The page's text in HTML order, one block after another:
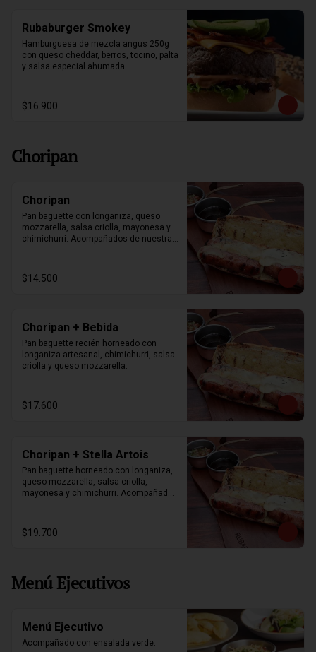
Rubaburger Smokey
Hamburguesa de mezcla angus 250g
con queso cheddar, berros, tocino, palta
y salsa especial ahumada.
$16.900
Choripan
Choripan
Pan baguette con longaniza, queso
mozzarella, salsa criolla, mayonesa y
chimichurri. Acompañados de nuestras
$14.500
Choripan + Bebida
Pan baguette recién horneado con
longaniza artesanal, chimichurri, salsa
criolla y queso mozzarella.
$17.600
Choripan + Stella Artois
Pan baguette horneado con longaniza,
queso mozzarella, salsa criolla,
mayonesa y chimichurri. Acompañados
$19.700
Menú Ejecutivos
Menú Ejecutivo
Acompañado con ensalada verde.